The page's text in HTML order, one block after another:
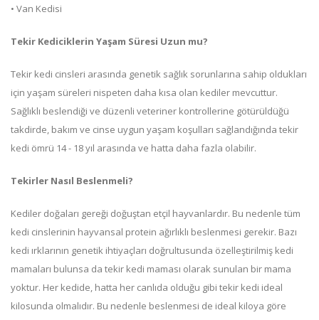
• Van Kedisi
Tekir Kediciklerin Yaşam Süresi Uzun mu?
Tekir kedi cinsleri arasında genetik sağlık sorunlarına sahip oldukları
için yaşam süreleri nispeten daha kısa olan kediler mevcuttur.
Sağlıklı beslendiği ve düzenli veteriner kontrollerine götürüldüğü
takdirde, bakım ve cinse uygun yaşam koşulları sağlandığında tekir
kedi ömrü 14 - 18 yıl arasında ve hatta daha fazla olabilir.
Tekirler Nasıl Beslenmeli?
Kediler doğaları gereği doğuştan etçil hayvanlardır. Bu nedenle tüm
kedi cinslerinin hayvansal protein ağırlıklı beslenmesi gerekir. Bazı
kedi ırklarının genetik ihtiyaçları doğrultusunda özelleştirilmiş kedi
mamaları bulunsa da tekir kedi maması olarak sunulan bir mama
yoktur. Her kedide, hatta her canlıda olduğu gibi tekir kedi ideal
kilosunda olmalıdır. Bu nedenle beslenmesi de ideal kiloya göre